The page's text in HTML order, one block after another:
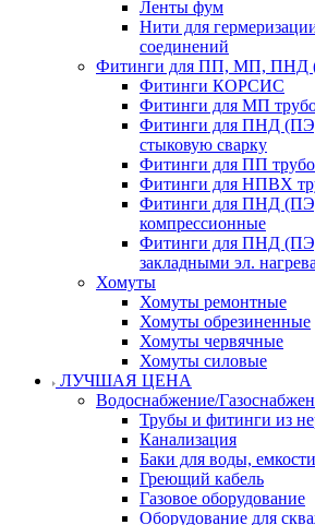
Ленты фум
Нити для
соединений
Фитинги для ПП, МП, ПНД
Фитинги КОРСИС
Фитинги для МП
Фитинги для ПНД (ПЭ)
стыковую сварку
Фитинги для ПП
Фитинги для НПВХ
Фитинги для ПНД (ПЭ)
компрессионные
Фитинги для ПНД (ПЭ)
закладными эл.
Хомуты
Хомуты ремонтные
Хомуты обрезиненные
Хомуты червячные
Хомуты силовые
ЛУЧШАЯ ЦЕНА
Водоснабжение/
Трубы и фитинги из
Канализация
Баки для воды, емкости
Греющий кабель
Газовое оборудование
Оборудование для